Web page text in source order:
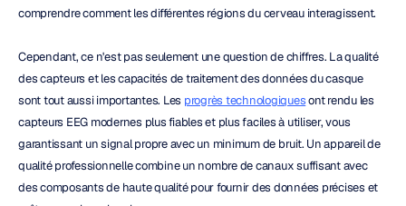
comprendre comment les différentes régions du cerveau interagissent.
Cependant, ce n'est pas seulement une question de chiffres. La qualité
des capteurs et les capacités de traitement des données du casque
sont tout aussi importantes. Les progrès technologiques ont rendu les
capteurs EEG modernes plus fiables et plus faciles à utiliser, vous
garantissant un signal propre avec un minimum de bruit. Un appareil de
qualité professionnelle combine un nombre de canaux suffisant avec
des composants de haute qualité pour fournir des données précises et